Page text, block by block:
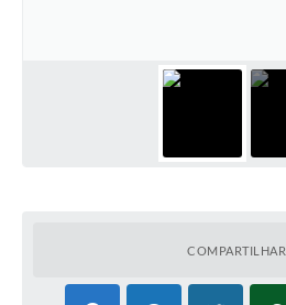
COMPARTILHAR